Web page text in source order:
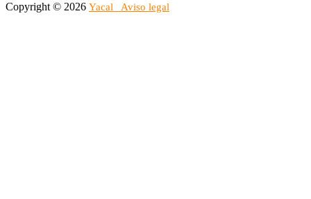
Copyright © 2026 Yacal Aviso legal